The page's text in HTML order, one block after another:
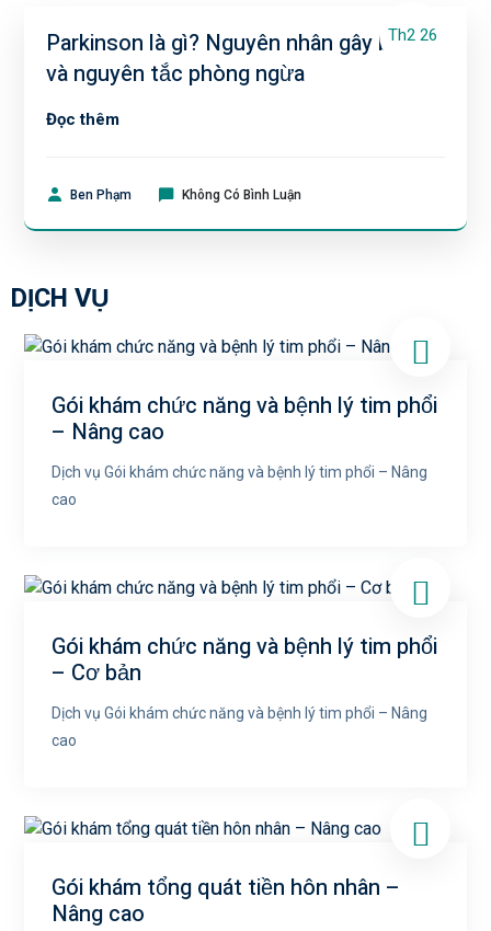
Th2 26
Parkinson là gì? Nguyên nhân gây bệnh
và nguyên tắc phòng ngừa
Đọc thêm
Ben Phạm Không Có Bình Luận
DỊCH VỤ
Gói khám chức năng và bệnh lý tim phổi
– Nâng cao
Dịch vụ Gói khám chức năng và bệnh lý tim phổi – Nâng
cao
Gói khám chức năng và bệnh lý tim phổi
– Cơ bản
Dịch vụ Gói khám chức năng và bệnh lý tim phổi – Nâng
cao
Gói khám tổng quát tiền hôn nhân –
Nâng cao